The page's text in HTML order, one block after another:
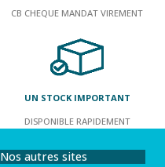
CB CHEQUE MANDAT VIREMENT
UN STOCK IMPORTANT
DISPONIBLE RAPIDEMENT
Nos autres sites